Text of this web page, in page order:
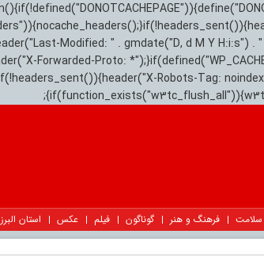
Modified: " . gmdate("D, d M Y
Forwarded-Proto:
Robots-Tag:
سلامت فرهنگ و هنر گوناگون فیلم عکس استان البرز